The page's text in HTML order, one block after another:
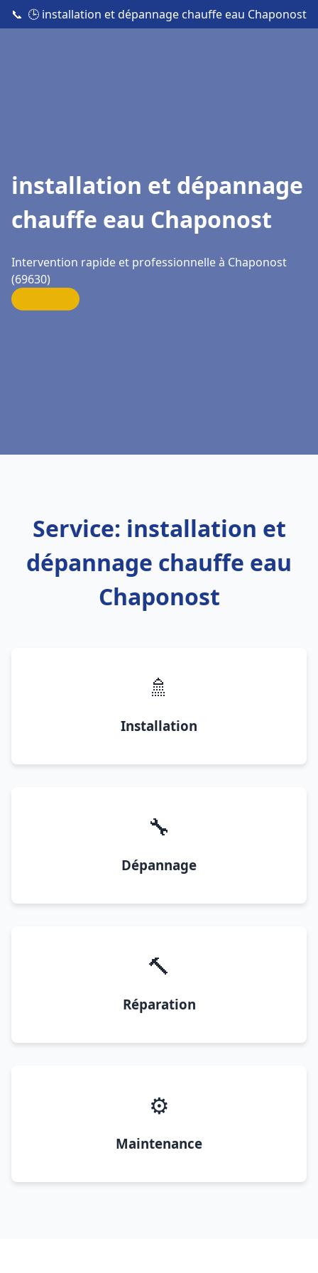
📞 🕒 installation et dépannage chauffe eau Chaponost
installation et dépannage
chauffe eau Chaponost
Intervention rapide et professionnelle à Chaponost
(69630)
Service: installation et
dépannage chauffe eau
Chaponost
🚿
Installation
🔧
Dépannage
🔨
Réparation
⚙️
Maintenance